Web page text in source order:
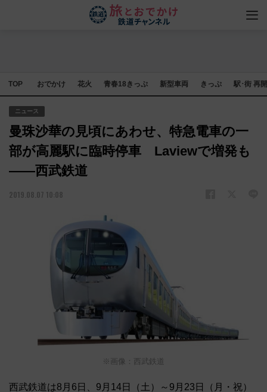
TOP おでかけ 花火 青春18きっぷ 新型車両 きっぷ 駅･街 再
ニュース
曼珠沙華の見頃にあわせ、特急電車の一
部が高麗駅に臨時停車 Laviewで増発も
――西武鉄道
2019.08.07 10:08
※画像：西武鉄道
西武鉄道は8月6日、9月14日（土）～9月23日（月・祝）